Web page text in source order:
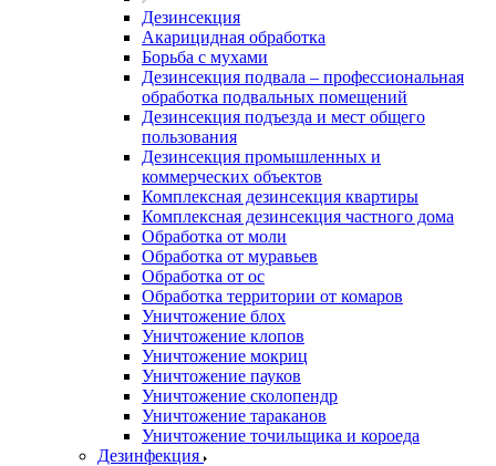
Дезинсекция
Акарицидная обработка
Борьба с мухами
Дезинсекция подвала – профессиональная
обработка подвальных помещений
Дезинсекция подъезда и мест общего
пользования
Дезинсекция промышленных и
коммерческих объектов
Комплексная дезинсекция квартиры
Комплексная дезинсекция частного дома
Обработка от моли
Обработка от муравьев
Обработка от ос
Обработка территории от комаров
Уничтожение блох
Уничтожение клопов
Уничтожение мокриц
Уничтожение пауков
Уничтожение сколопендр
Уничтожение тараканов
Уничтожение точильщика и короеда
Дезинфекция